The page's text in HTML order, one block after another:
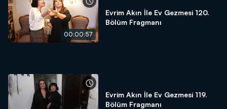
00:00:57
Evrim Akın İle Ev Gezmesi 120.
Bölüm Fragmanı
Evrim Akın İle Ev Gezmesi 119.
Bölüm Fragmanı